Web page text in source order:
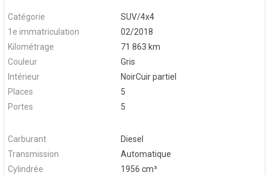
Catégorie
SUV/4x4
1e immatriculation
02/2018
Kilométrage
71 863 km
Couleur
Gris
Intérieur
NoirCuir partiel
Places
5
Portes
5
Carburant
Diesel
Transmission
Automatique
Cylindrée
1956 cm³